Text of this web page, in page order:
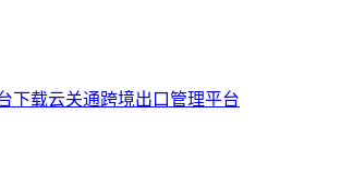
下载云关通跨境出口管理平台